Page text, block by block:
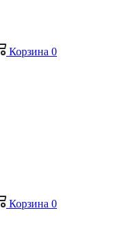
Корзина 0
Корзина 0